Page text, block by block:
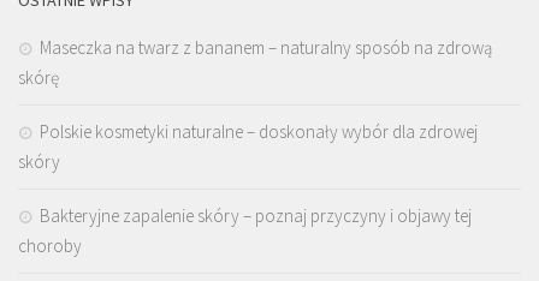
Maseczka na twarz z bananem – naturalny sposób na zdrową
skórę
Polskie kosmetyki naturalne – doskonały wybór dla zdrowej
skóry
Bakteryjne zapalenie skóry – poznaj przyczyny i objawy tej
choroby